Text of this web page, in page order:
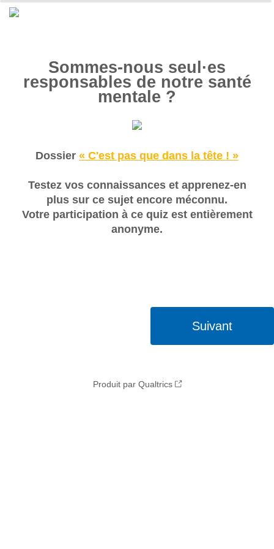
Sommes-nous seul·es
responsables de notre santé
mentale ?
Dossier « C'est pas que dans la tête ! »
Testez vos connaissances et apprenez-en
plus sur ce sujet encore méconnu.
Votre participation à ce quiz est entièrement
anonyme.
Produit par Qualtrics